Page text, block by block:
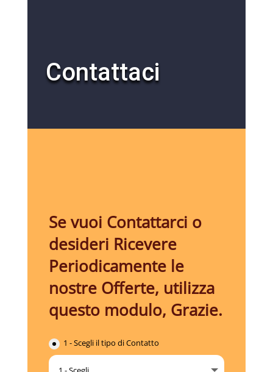
Contattaci
Se vuoi Contattarci o
desideri Ricevere
Periodicamente le
nostre Offerte, utilizza
questo modulo, Grazie.
1 - Scegli il tipo di Contatto